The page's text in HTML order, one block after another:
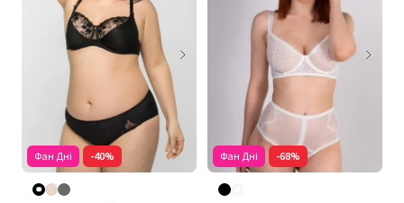
Фан Дні -40% Фан Дні -68%